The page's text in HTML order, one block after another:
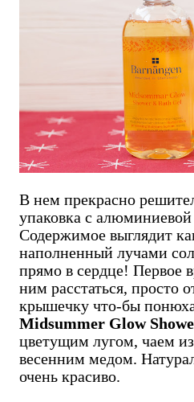
В нем прекрасно
упаковка с
Содержимое выглядит
наполненный лучами
прямо в сердце! Первое
ним расстаться, просто
крышечку что-бы
Midsummer Glow
цветущим лугом, чаем из
весенним медом.
очень красиво.